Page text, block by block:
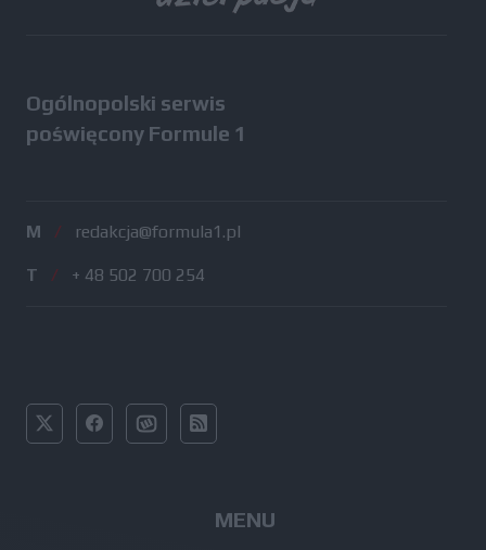
Ogólnopolski serwis
poświęcony Formule 1
M / redakcja@formula1.pl
T / + 48 502 700 254
MENU